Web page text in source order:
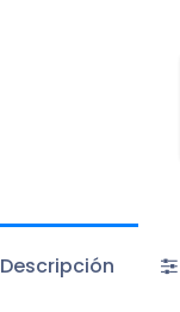
Descripción